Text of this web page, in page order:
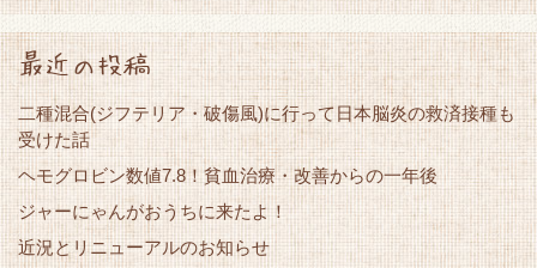
最近の投稿
二種混合(ジフテリア・破傷風)に行って日本脳炎の救済接種も
受けた話
ヘモグロビン数値7.8！貧血治療・改善からの一年後
ジャーにゃんがおうちに来たよ！
近況とリニューアルのお知らせ